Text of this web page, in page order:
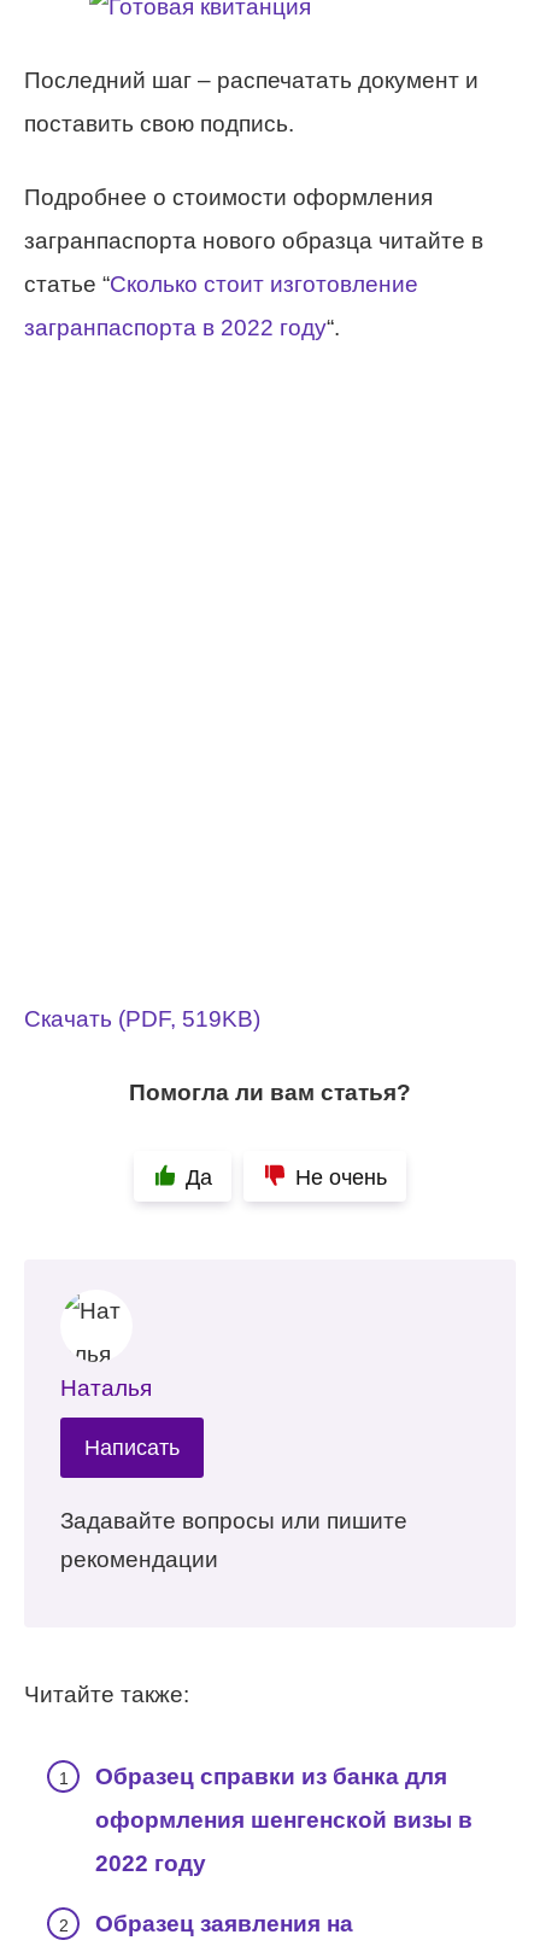
Последний шаг – распечатать документ и
поставить свою подпись.
Подробнее о стоимости оформления
загранпаспорта нового образца читайте в
статье “Сколько стоит изготовление
загранпаспорта в 2022 году“.
Скачать (PDF, 519KB)
Помогла ли вам статья?
Да Не очень
Наталья
Написать
Задавайте вопросы или пишите
рекомендации
Читайте также:
Образец справки из банка для
оформления шенгенской визы в
2022 году
Образец заявления на